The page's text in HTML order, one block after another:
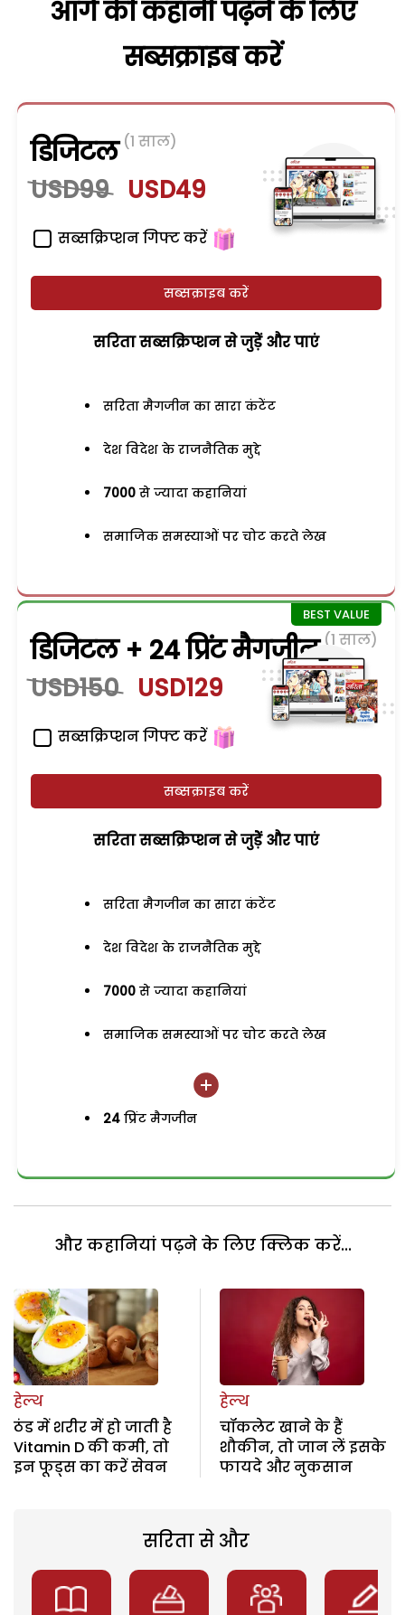
आगे की कहानी पढ़ने के लिए
सब्सक्राइब करें
डिजिटल (1 साल)
USD99 USD49
सब्सक्रिप्शन गिफ्ट करें
सब्सक्राइब करें
सरिता सब्सक्रिप्शन से जुड़ेें और पाएं
सरिता मैगजीन का सारा कंटेंट
देश विदेश के राजनैतिक मुद्दे
7000 से ज्यादा कहानियां
समाजिक समस्याओं पर चोट करते लेख
डिजिटल + 24 प्रिंट मैगजीन (1 साल)
USD150 USD129
सब्सक्रिप्शन गिफ्ट करें
सब्सक्राइब करें
सरिता सब्सक्रिप्शन से जुड़ेें और पाएं
सरिता मैगजीन का सारा कंटेंट
देश विदेश के राजनैतिक मुद्दे
7000 से ज्यादा कहानियां
समाजिक समस्याओं पर चोट करते लेख
24 प्रिंट मैगजीन
और कहानियां पढ़ने के लिए क्लिक करें...
हेल्थ
ठंड में शरीर में हो जाती है
Vitamin D की कमी, तो
इन फूड्स का करें सेवन
हेल्थ
चॉकलेट खाने के हैं
शौकीन, तो जान लें इसके
फायदे और नुकसान
सरिता से और